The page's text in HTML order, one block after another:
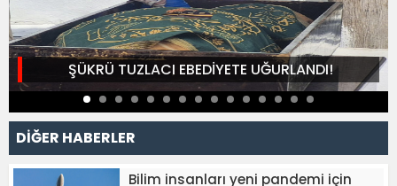
ŞÜKRÜ TUZLACI EBEDİYETE UĞURLANDI!
DİĞER HABERLER
Bilim insanları yeni pandemi için